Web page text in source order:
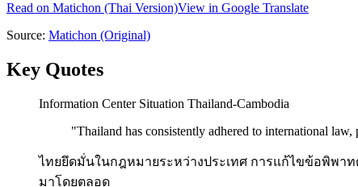
Read on Matichon (Thai Version)View in Google Translate
Source: Matichon (Original)
Key Quotes
Information Center Situation Thailand-Cambodia
"Thailand has consistently adhered to international
ไทยยึดมั่นในกฎหมายระหว่างประเทศ การแก้ไขข้อพิพา
มาโดยตลอด